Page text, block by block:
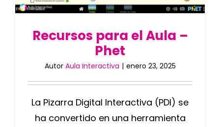
Recursos para el Aula –
Phet
Autor Aula Interactiva | enero 23, 2025
La Pizarra Digital Interactiva (PDI) se
ha convertido en una herramienta